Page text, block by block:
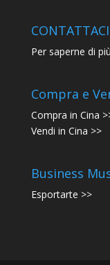
CONTATTACI
Per saperne di
Compra e
Compra in Cina
Vendi in Cina >>
Business
Esportarte >>